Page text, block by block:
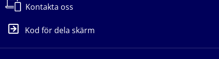
Kontakta oss
Kod för dela skärm